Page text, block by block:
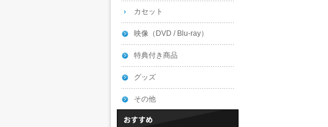
カセット
映像（DVD / Blu-ray）
特典付き商品
グッズ
その他